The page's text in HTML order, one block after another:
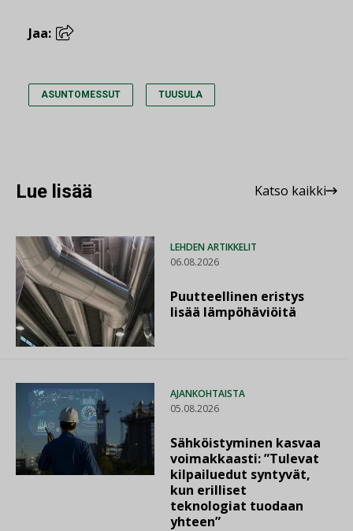
Jaa:
ASUNTOMESSUT TUUSULA
Lue lisää Katso kaikki
LEHDEN ARTIKKELIT
06.08.2026
Puutteellinen eristys
lisää lämpöhäviöitä
AJANKOHTAISTA
05.08.2026
Sähköistyminen kasvaa
voimakkaasti: ”Tulevat
kilpailuedut syntyvät,
kun erilliset
teknologiat tuodaan
yhteen”